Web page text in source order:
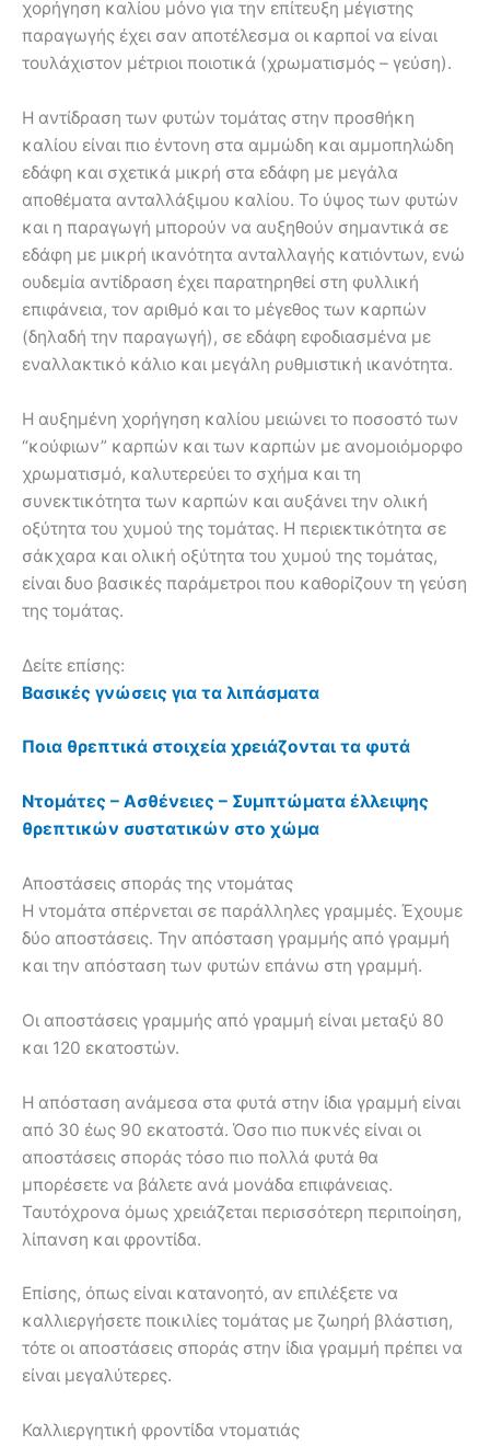
χορήγηση καλίου μόνο για την επίτευξη μέγιστης
παραγωγής έχει σαν αποτέλεσμα οι καρποί να είναι
τουλάχιστον μέτριοι ποιοτικά (χρωματισμός – γεύση).
Η αντίδραση των φυτών τομάτας στην προσθήκη
καλίου είναι πιο έντονη στα αμμώδη και αμμοπηλώδη
εδάφη και σχετικά μικρή στα εδάφη με μεγάλα
αποθέματα ανταλλάξιμου καλίου. Το ύψος των φυτών
και η παραγωγή μπορούν να αυξηθούν σημαντικά σε
εδάφη με μικρή ικανότητα ανταλλαγής κατιόντων, ενώ
ουδεμία αντίδραση έχει παρατηρηθεί στη φυλλική
επιφάνεια, τον αριθμό και το μέγεθος των καρπών
(δηλαδή την παραγωγή), σε εδάφη εφοδιασμένα με
εναλλακτικό κάλιο και μεγάλη ρυθμιστική ικανότητα.
Η αυξημένη χορήγηση καλίου μειώνει το ποσοστό των
“κούφιων” καρπών και των καρπών με ανομοιόμορφο
χρωματισμό, καλυτερεύει το σχήμα και τη
συνεκτικότητα των καρπών και αυξάνει την ολική
οξύτητα του χυμού της τομάτας. Η περιεκτικότητα σε
σάκχαρα και ολική οξύτητα του χυμού της τομάτας,
είναι δυο βασικές παράμετροι που καθορίζουν τη γεύση
της τομάτας.
Δείτε επίσης:
Βασικές γνώσεις για τα λιπάσματα
Ποια θρεπτικά στοιχεία χρειάζονται τα φυτά
Ντομάτες – Ασθένειες – Συμπτώματα έλλειψης
θρεπτικών συστατικών στο χώμα
Αποστάσεις σποράς της ντομάτας
Η ντομάτα σπέρνεται σε παράλληλες γραμμές. Έχουμε
δύο αποστάσεις. Την απόσταση γραμμής από γραμμή
και την απόσταση των φυτών επάνω στη γραμμή.
Οι αποστάσεις γραμμής από γραμμή είναι μεταξύ 80
και 120 εκατοστών.
Η απόσταση ανάμεσα στα φυτά στην ίδια γραμμή είναι
από 30 έως 90 εκατοστά. Όσο πιο πυκνές είναι οι
αποστάσεις σποράς τόσο πιο πολλά φυτά θα
μπορέσετε να βάλετε ανά μονάδα επιφάνειας.
Ταυτόχρονα όμως χρειάζεται περισσότερη περιποίηση,
λίπανση και φροντίδα.
Επίσης, όπως είναι κατανοητό, αν επιλέξετε να
καλλιεργήσετε ποικιλίες τομάτας με ζωηρή βλάστιση,
τότε οι αποστάσεις σποράς στην ίδια γραμμή πρέπει να
είναι μεγαλύτερες.
Καλλιεργητική φροντίδα ντοματιάς